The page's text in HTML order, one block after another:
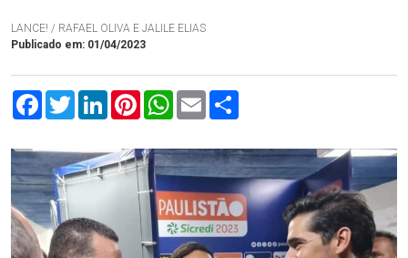
LANCE! / RAFAEL OLIVA E JALILE ELIAS
Publicado em: 01/04/2023
FacebookTwitterLinkedInPinterestWhatsApp
Email